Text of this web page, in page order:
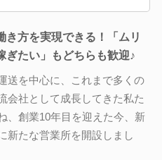
き方を実現できる！「ムリ
ぎたい」もどちらも歓迎♪
送を中心に、これまで多くの
会社として成長してきた私た
、創業10年目を迎えた今、新
新たな営業所を開設しまし